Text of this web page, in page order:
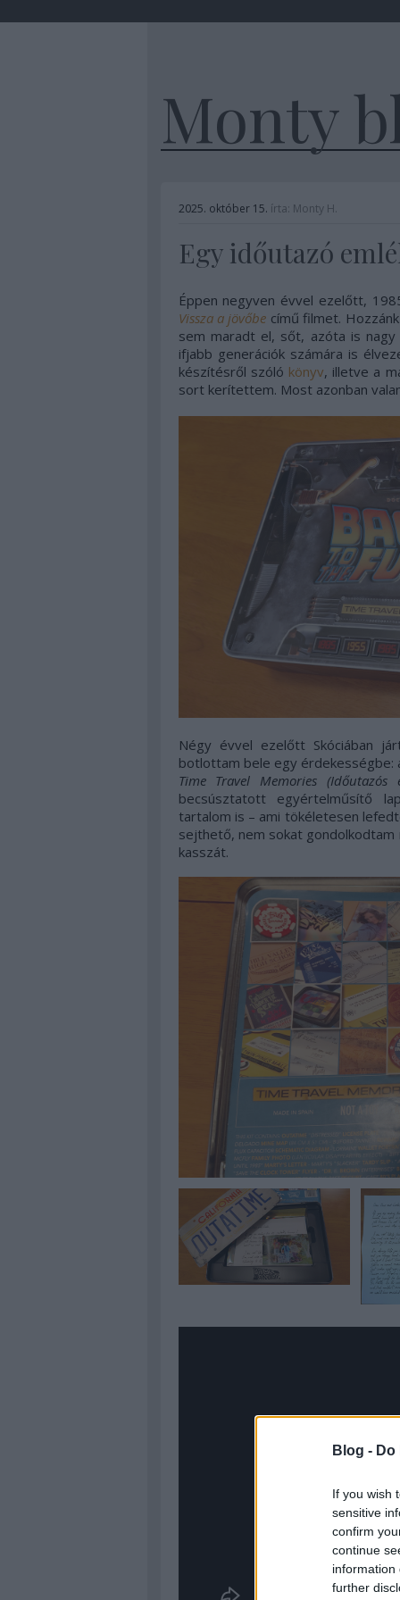
Blog -
If you wish
sensitive
confirm
continue
information
further
Monty
2025. október 15. írta: Monty H.
Egy időutazó
Éppen negyven évvel ezelőtt,
Vissza a jövőbe című filmet.
sem maradt el, sőt, azóta is
ifjabb generációk számára is
készítésről szóló könyv, illetve a
sort kerítettem. Most azonban
Négy évvel ezelőtt Skóciában
botlottam bele egy
Time Travel Memories (Időutazós
becsúsztatott egyértelműsítő
tartalom is – ami tökéletesen
sejthető, nem sokat
kasszát.